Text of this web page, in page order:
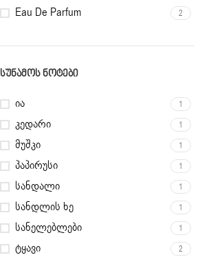
Eau De Parfum 2
ᲡᲣᲜᲐᲛᲝᲡ ᲜᲝᲢᲔᲑᲘ
ია 1
კედარი 1
მუშკი 1
პაპირუსი 1
სანდალი 1
სანდლის ხე 1
სანელებლები 1
ტყავი 2